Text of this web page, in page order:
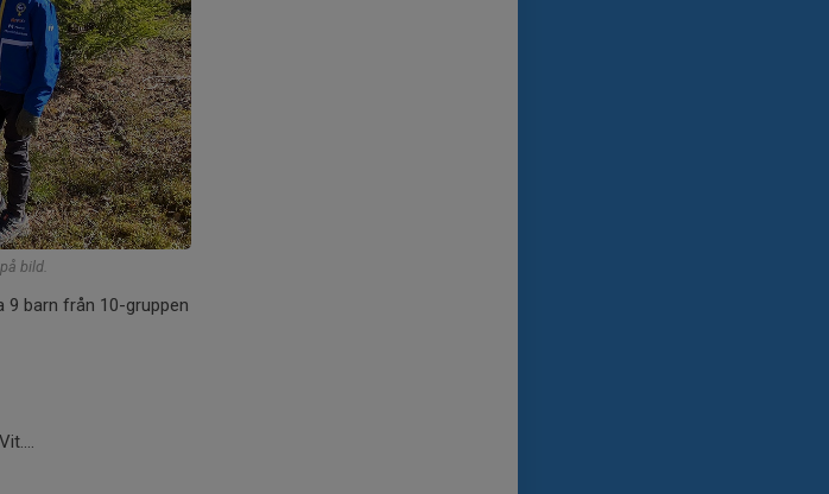
bild.
9 barn från 10-gruppen